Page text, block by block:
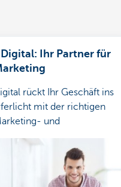
Ihr Partner für
rückt Ihr Geschäft ins
mit der richtigen
und